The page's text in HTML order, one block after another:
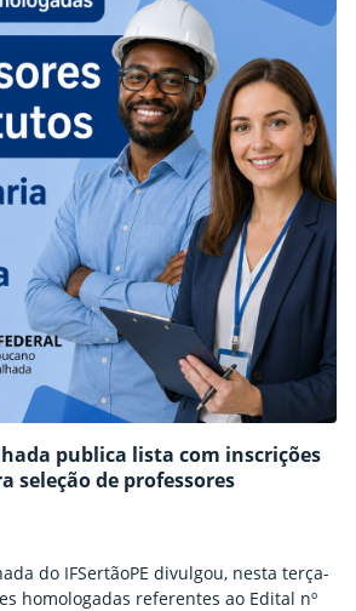
publica lista com inscrições
seleção de professores
do IFSertãoPE divulgou, nesta terça-
homologadas referentes ao Edital nº